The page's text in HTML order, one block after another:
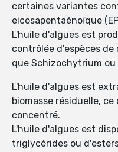
certaines variantes
eicosapentaénoïque
L'huile d'algues est
contrôlée d'espèces
que Schizochytrium
L'huile d'algues est
biomasse résiduelle,
concentré.
L'huile d'algues est
triglycérides ou